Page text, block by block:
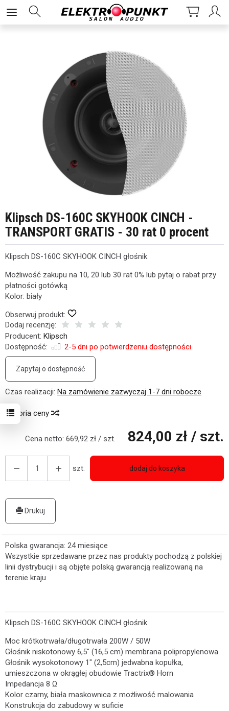
Klipsch DS-160C SKYHOOK CINCH -
TRANSPORT GRATIS - 30 rat 0 procent
Klipsch DS-160C SKYHOOK CINCH głośnik
Możliwość zakupu na 10, 20 lub 30 rat 0% lub pytaj o rabat przy
płatności gotówką
Kolor: biały
Obserwuj produkt:
Dodaj recenzję:
Producent: Klipsch
Dostępność:
2-5 dni po potwierdzeniu dostępności
Zapytaj o dostępność
Czas realizacji: Na zamówienie zazwyczaj 1-7 dni robocze
Historia ceny
Cena netto: 669,92 zł / szt. 824,00 zł / szt.
szt. dodaj do koszyka
Drukuj
Polska gwarancja: 24 miesiące
Wszystkie sprzedawane przez nas produkty pochodzą z polskiej
linii dystrybucji i są objęte polską gwarancją realizowaną na
terenie kraju
Klipsch DS-160C SKYHOOK CINCH głośnik
Moc krótkotrwała/długotrwała 200W / 50W
Głośnik niskotonowy 6,5" (16,5 cm) membrana polipropylenowa
Głośnik wysokotonowy 1" (2,5cm) jedwabna kopułka,
umieszczona w okrągłej obudowie Tractrix® Horn
Impedancja 8 Ω
Kolor czarny, biała maskownica z możliwość malowania
Konstrukcja do zabudowy w suficie